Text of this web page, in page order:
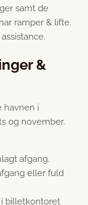
samt de
ramper & lifte.
&
havnen i
og november.
afgang.
eller fuld
billetkontoret